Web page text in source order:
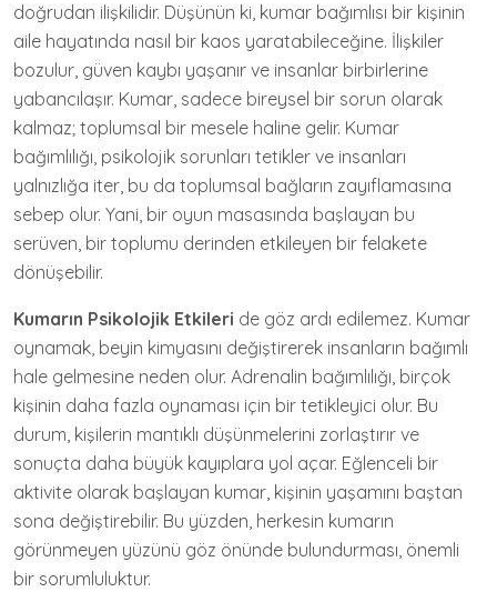
doğrudan ilişkilidir. Düşünün ki, kumar bağımlısı bir kişinin
aile hayatında nasıl bir kaos yaratabileceğine. İlişkiler
bozulur, güven kaybı yaşanır ve insanlar birbirlerine
yabancılaşır. Kumar, sadece bireysel bir sorun olarak
kalmaz; toplumsal bir mesele haline gelir. Kumar
bağımlılığı, psikolojik sorunları tetikler ve insanları
yalnızlığa iter, bu da toplumsal bağların zayıflamasına
sebep olur. Yani, bir oyun masasında başlayan bu
serüven, bir toplumu derinden etkileyen bir felakete
dönüşebilir.
Kumarın Psikolojik Etkileri de göz ardı edilemez. Kumar
oynamak, beyin kimyasını değiştirerek insanların bağımlı
hale gelmesine neden olur. Adrenalin bağımlılığı, birçok
kişinin daha fazla oynaması için bir tetikleyici olur. Bu
durum, kişilerin mantıklı düşünmelerini zorlaştırır ve
sonuçta daha büyük kayıplara yol açar. Eğlenceli bir
aktivite olarak başlayan kumar, kişinin yaşamını baştan
sona değiştirebilir. Bu yüzden, herkesin kumarın
görünmeyen yüzünü göz önünde bulundurması, önemli
bir sorumluluktur.